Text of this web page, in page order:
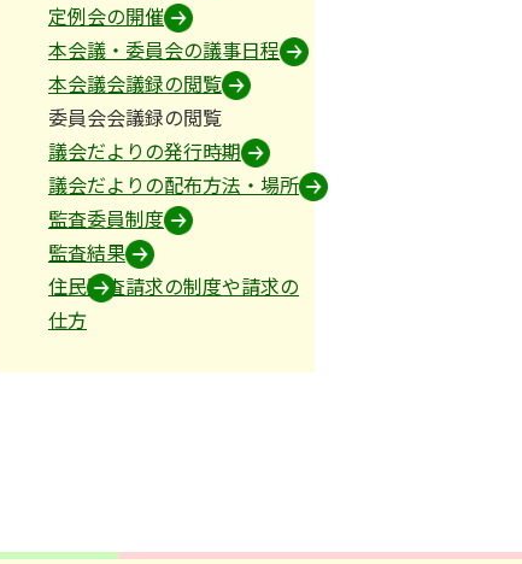
定例会の開催
本会議・委員会の議事日程
本会議会議録の閲覧
委員会会議録の閲覧
議会だよりの発行時期
議会だよりの配布方法・場所
監査委員制度
監査結果
住民監査請求の制度や請求の
仕方